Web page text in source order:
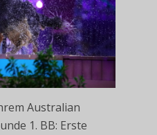
Australian
1. BB: Erste